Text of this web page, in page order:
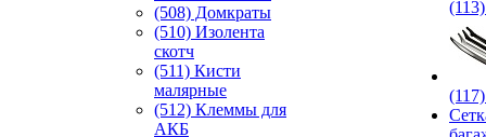
(508) Домкраты
(510) Изолента
скотч
(511) Кисти
малярные
(512) Клеммы для
АКБ